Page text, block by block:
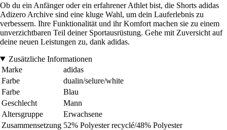
Ob du ein Anfänger oder ein erfahrener Athlet bist, die Shorts adidas
Adizero Archive sind eine kluge Wahl, um dein Lauferlebnis zu
verbessern. Ihre Funktionalität und ihr Komfort machen sie zu einem
unverzichtbaren Teil deiner Sportausrüstung. Gehe mit Zuversicht auf
deine neuen Leistungen zu, dank adidas.
Zusätzliche Informationen
Marke
adidas
Farbe
dualin/selure/white
Farbe
Blau
Geschlecht
Mann
Altersgruppe
Erwachsene
Zusammensetzung 52% Polyester recyclé/48% Polyester